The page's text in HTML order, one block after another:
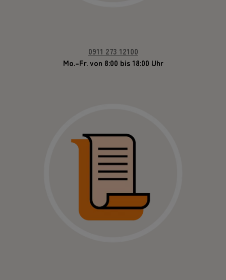
0911 273 12100
Mo.–Fr. von 8:00 bis 18:00 Uhr